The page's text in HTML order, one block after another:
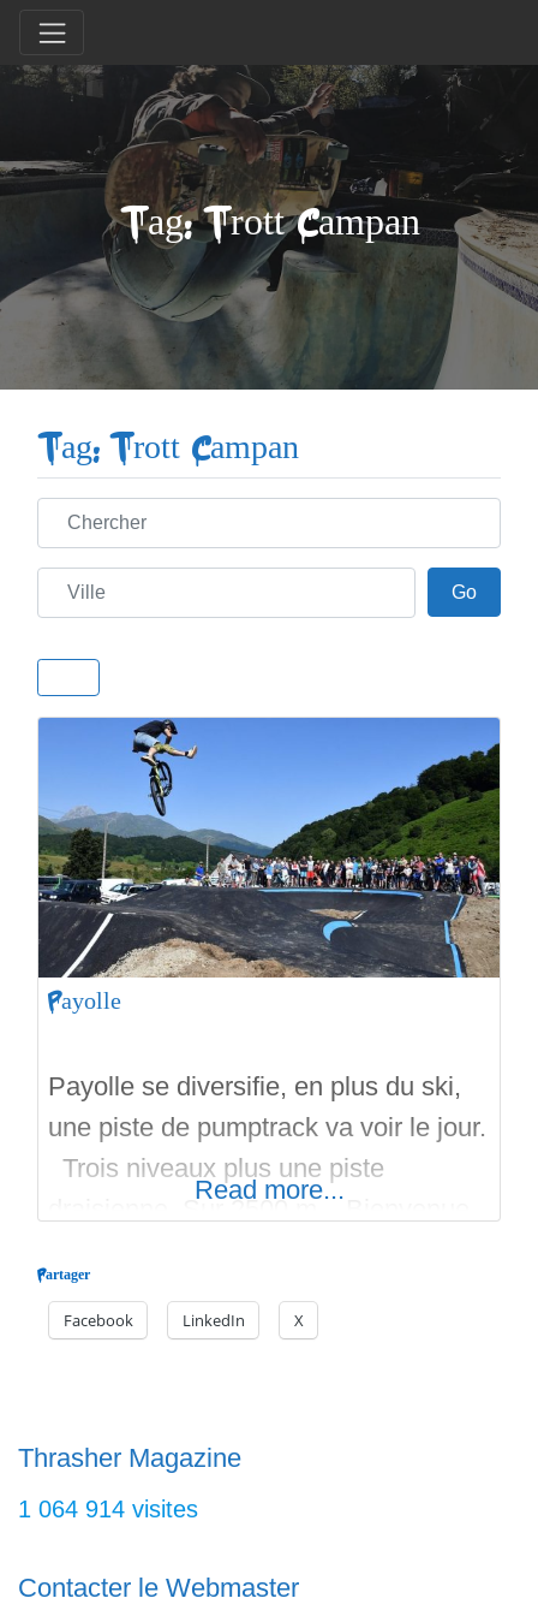
Tag: Trott Campan
Tag: Trott Campan
Chercher
Ville GoGo
Payolle
Payolle se diversifie, en plus du ski,
une piste de pumptrack va voir le jour.
Trois niveaux plus une piste
draisienne. Sur 2500 m. Bienvenue.
Je ne connais pas l’adresse exacte,
mais c’est à la place des anciennes
Read more...
Partager
Facebook LinkedIn X
Thrasher Magazine
1 064 914 visites
Contacter le Webmaster